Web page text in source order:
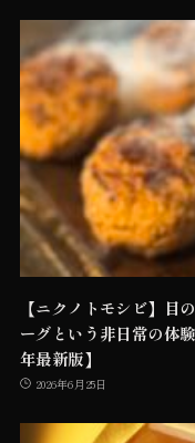
【ニクノトモシビ】目
ーグという非日常の体
年最新版】
2026年6月25日